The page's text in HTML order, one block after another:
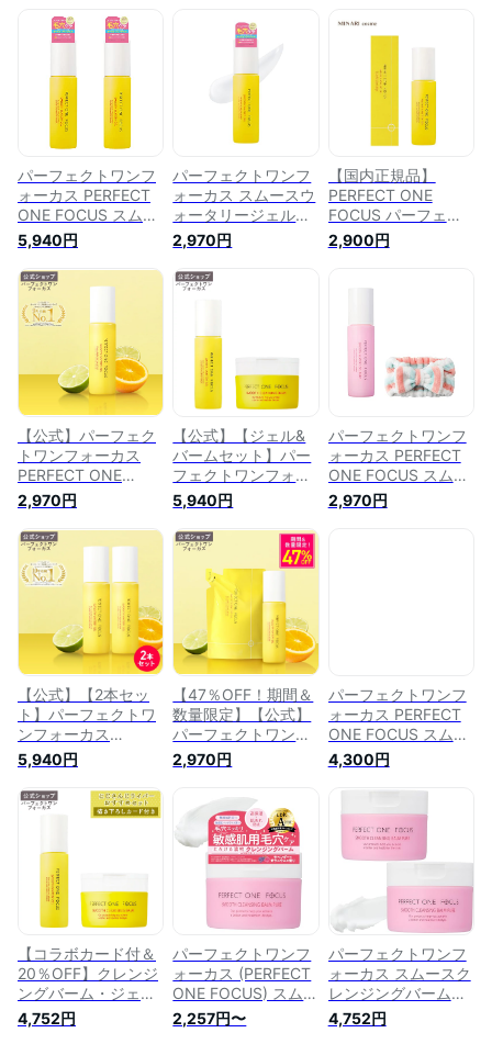
パーフェクトワンフ
ォーカス PERFECT
ONE FOCUS スムー
スウォータリージェ
ル 90g (2個セット)
普通肌・混合肌 オー
ルインワン 化粧水
乳液 保湿 毛穴ケア
5,940円
パーフェクトワンフ
ォーカス スムースウ
ォータリージェル
90g (単品) 普通肌・
混合肌 オールインワ
ン 化粧水 乳液 保湿
毛穴ケア PERFECT
2,970円
【国内正規品】
PERFECT ONE
FOCUS パーフェク
トワンフォーカス ス
ムースウォータリー
オールインワン ゲル
2,900円
【公式】パーフェク
トワンフォーカス
PERFECT ONE
FOCUS スムースウ
ォータリージェル
90g / 新日本製薬 公
式通販 / 毛穴ケア 毛
穴 保湿 黒ずみ 角質
ケア 保湿ケア 無添
加 美容液ジェル オ
ールインワン ジェル
ゲル メン メンズ メ
ンズスキンケア 化粧
水 乳液 美容液 _fs1
2,970円
【公式】【ジェル&
バームセット】パー
フェクトワンフォー
カス PERFECT ONE
FOCUS スムースウ
ォータリージェル
90g スムースクレン
ジングバーム 75g 新
日本製薬 毛穴ケア
黒ずみ 保湿ケア 無
添加 美容液ジェル
洗顔 オールインワン
_fs2
5,940円
パーフェクトワンフ
ォーカス PERFECT
ONE FOCUS スムー
スウォータリージェ
ル 90g (ジェルピュ
2,970円
【公式】【2本セッ
ト】パーフェクトワ
ンフォーカス
PERFECT ONE
FOCUS スムースウ
ォータリージェル
90g 新日本製薬 公式
み 角質ケア 保湿ケ
ア 無添加 美容液ジ
ェル オールインワン
柑橘系 植物由来 / 送
料無料 _fs2
5,940円
【47％OFF！期間＆
数量限定】【公式】
パーフェクトワンフ
ォーカス PERFECT
ONE FOCUS スムー
ル 本体 90g + つめ
かえ用 80g セット /
新日本製薬 公式通販
黒ずみ 角質ケア 保
湿ケア 無添加 美容
液ジェル オールイン
ワン ジェル
2,970円
パーフェクトワンフ
ォーカス PERFECT
ONE FOCUS スムー
スウォータリージェ
ル ピュア 90g 新日
本製薬
4,300円
【コラボカード付＆
20％OFF】クレンジ
ングバーム・ジェル
セット │ パーフェク
トワンフォーカス ス
4,752円
パーフェクトワンフ
ォーカス (PERFECT
ONE FOCUS) スムー
スクレンジングバー
ム ピュア 敏感肌 低
2,257円〜
パーフェクトワンフ
ォーカス スムースク
レンジングバーム
75g (ピュア2個セッ
ト) W洗顔不要 まつ
4,752円